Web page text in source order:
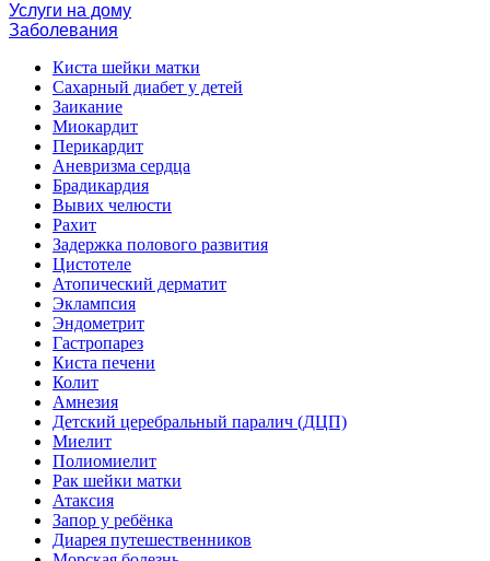
Услуги на дому
Заболевания
Киста шейки матки
Сахарный диабет у детей
Заикание
Миокардит
Перикардит
Аневризма сердца
Брадикардия
Вывих челюсти
Рахит
Задержка полового развития
Цистотеле
Атопический дерматит
Эклампсия
Эндометрит
Гастропарез
Киста печени
Колит
Амнезия
Детский церебральный паралич (ДЦП)
Миелит
Полиомиелит
Рак шейки матки
Атаксия
Запор у ребёнка
Диарея путешественников